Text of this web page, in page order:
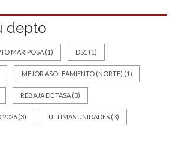
depto
MARIPOSA (1) DS1 (1)
MEJOR ASOLEAMIENTO (NORTE) (1)
REBAJA DE TASA (3)
2026 (3) ULTIMAS UNIDADES (3)